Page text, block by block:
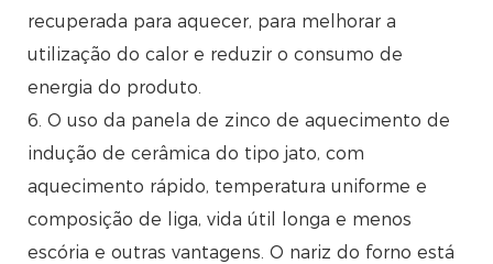
recuperada para aquecer, para melhorar a
utilização do calor e reduzir o consumo de
energia do produto.
6. O uso da panela de zinco de aquecimento de
indução de cerâmica do tipo jato, com
aquecimento rápido, temperatura uniforme e
composição de liga, vida útil longa e menos
escória e outras vantagens. O nariz do forno está